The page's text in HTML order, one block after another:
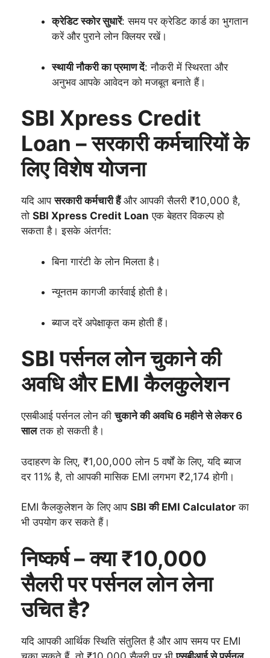
क्रेडिट स्कोर सुधारें: समय पर क्रेडिट कार्ड का भुगतान
करें और पुराने लोन क्लियर रखें।
स्थायी नौकरी का प्रमाण दें: नौकरी में स्थिरता और
अनुभव आपके आवेदन को मजबूत बनाते हैं।
SBI Xpress Credit
Loan – सरकारी कर्मचारियों के
लिए विशेष योजना
यदि आपसरकारी कर्मचारी हैंऔर आपकी सैलरी ₹10,000 है,
तो SBI Xpress Credit Loan एक बेहतर विकल्प हो
सकता है। इसके अंतर्गत:
बिना गारंटी के लोन मिलता है।
न्यूनतम कागजी कार्रवाई होती है।
ब्याज दरें अपेक्षाकृत कम होती हैं।
SBI पर्सनल लोन चुकाने की
अवधि और EMI कैलकुलेशन
एसबीआई पर्सनल लोन कीचुकाने की अवधि 6 महीने से लेकर 6
सालतक हो सकती है।
उदाहरण के लिए, ₹1,00,000 लोन 5 वर्षों के लिए, यदि ब्याज
दर 11% है, तो आपकी मासिक EMI लगभग ₹2,174 होगी।
EMI कैलकुलेशन के लिए आप SBI की EMI Calculator का
भी उपयोग कर सकते हैं।
निष्कर्ष – क्या ₹10,000
सैलरी पर पर्सनल लोन लेना
उचित है?
यदि आपकी आर्थिक स्थिति संतुलित है और आप समय पर EMI